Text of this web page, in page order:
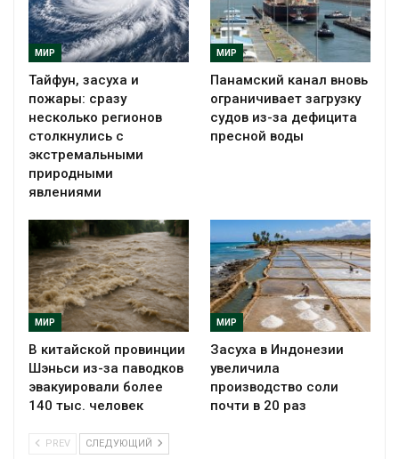
МИР
Тайфун, засуха и
пожары: сразу
несколько регионов
столкнулись с
экстремальными
природными
явлениями
МИР
Панамский канал вновь
ограничивает загрузку
судов из-за дефицита
пресной воды
МИР
В китайской провинции
Шэньси из-за паводков
эвакуировали более
140 тыс. человек
МИР
Засуха в Индонезии
увеличила
производство соли
почти в 20 раз
PREV СЛЕДУЮЩИЙ